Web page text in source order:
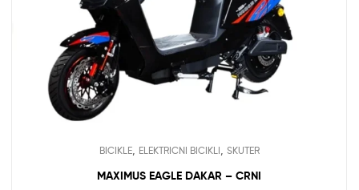
BICIKLE, ELEKTRICNI BICIKLI SKUTER
MAXIMUS EAGLE DAKAR – CRNI